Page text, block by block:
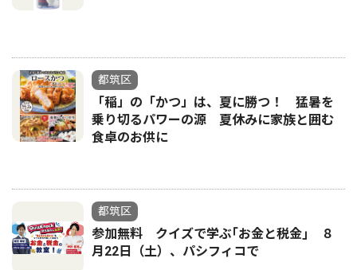
都筑区
「稲」の「かつ」は、夏に勝つ！ 猛暑を
乗り切るパワーの源 夏休みに家族と囲む
食卓のお供に
都筑区
参加無料 クイズで学ぶ｢お金と税金｣ ８
月22日（土）、パシフィコで